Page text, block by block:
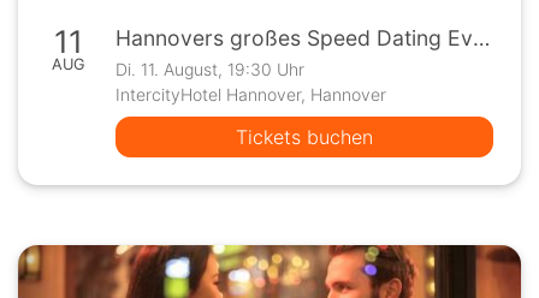
11
AUG
Hannovers großes Speed Dating Event
Di. 11. August, 19:30 Uhr
IntercityHotel Hannover, Hannover
Tickets buchen